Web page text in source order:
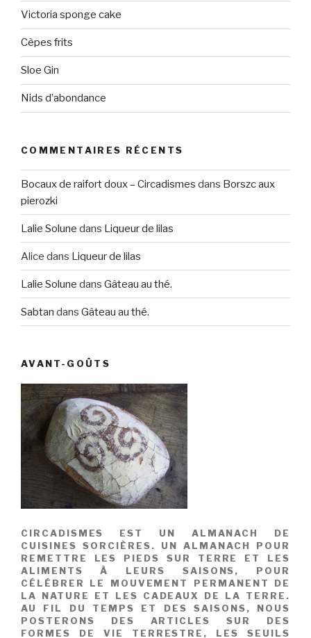
Victoria sponge cake
Cèpes frits
Sloe Gin
Nids d’abondance
COMMENTAIRES RÉCENTS
Bocaux de raifort doux – Circadismes dans Borszc aux
pierozki
Lalie Solune dans Liqueur de lilas
Alice dans Liqueur de lilas
Lalie Solune dans Gâteau au thé.
Sabtan dans Gâteau au thé.
AVANT-GOÛTS
CIRCADISMES EST UN ALMANACH DE
CUISINES SORCIÈRES. UN ALMANACH POUR
REMETTRE LES PIEDS SUR TERRE ET LES
ALIMENTS À LEURS SAISONS, POUR
CÉLÉBRER LE MOUVEMENT PERMANENT DE
LA NATURE ET LES CADEAUX DE LA TERRE.
AU FIL DU TEMPS ET DES SAISONS, NOUS
POSTERONS DES ARTICLES SUR DES
FORMES DE VIE TERRESTRE, LES SEUILS